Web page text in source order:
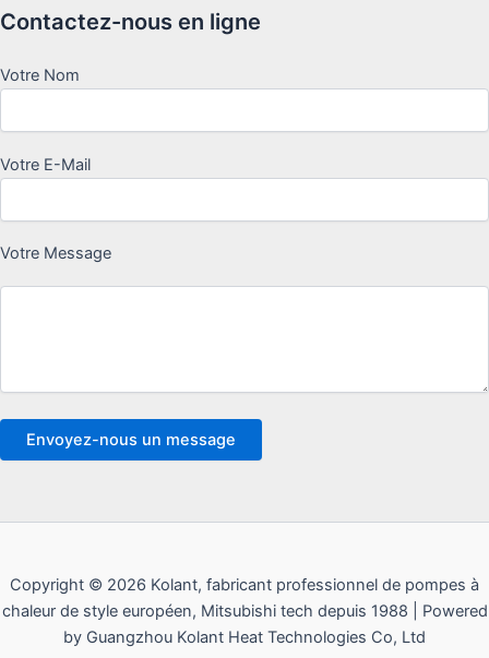
Contactez-nous en ligne
Votre Nom
Votre E-Mail
Votre Message
Copyright © 2026 Kolant, fabricant professionnel de pompes à
chaleur de style européen, Mitsubishi tech depuis 1988 | Powered
by Guangzhou Kolant Heat Technologies Co, Ltd